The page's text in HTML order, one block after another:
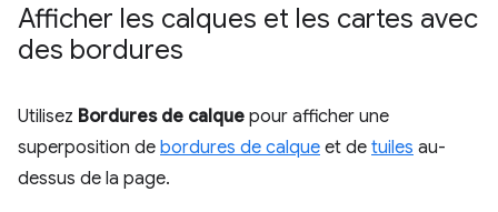
Afficher les calques et les cartes avec
des bordures
Utilisez Bordures de calque pour afficher une
superposition de bordures de calque et de tuiles au-
dessus de la page.